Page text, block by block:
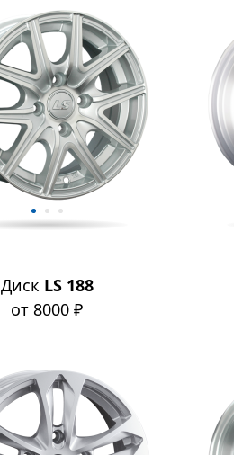
Диск LS 188
от 8000 ₽